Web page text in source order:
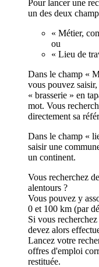
Pour lancer une
un des deux
« Métier,
ou
« Lieu de
Dans le champ «
vous pouvez
« brasserie » en
mot. Vous
directement sa
Dans le champ «
saisir une
un continent.
Vous recherchez
alentours ?
Vous pouvez y
0 et 100 km (par
Si vous
devez alors
Lancez votre
offres d'emploi
restituée.